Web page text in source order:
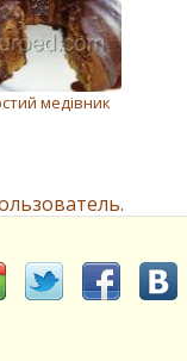
медівник